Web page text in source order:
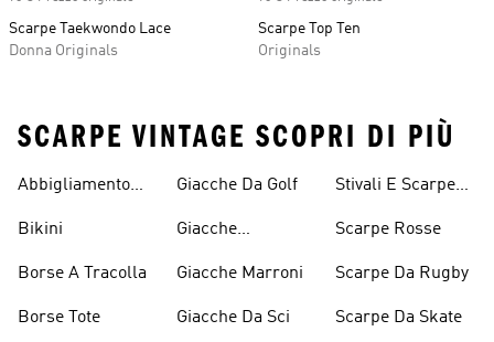
Scarpe Taekwondo Lace
Donna Originals
Scarpe Top Ten
Originals
SCARPE VINTAGE SCOPRI DI PIÙ
Abbigliamento
Bikini
Borse A Tracolla
Borse Tote
Giacche Da Golf
Giacche
Giacche Marroni
Giacche Da Sci
Stivali E Scarpe
Scarpe Rosse
Scarpe Da Rugby
Scarpe Da Skate